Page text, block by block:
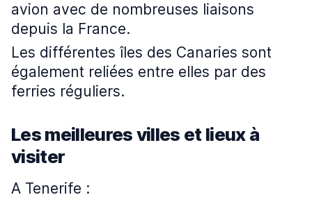
avion avec de nombreuses liaisons
depuis la France.
Les différentes îles des Canaries sont
également reliées entre elles par des
ferries réguliers.
Les meilleures villes et lieux à
visiter
A Tenerife :